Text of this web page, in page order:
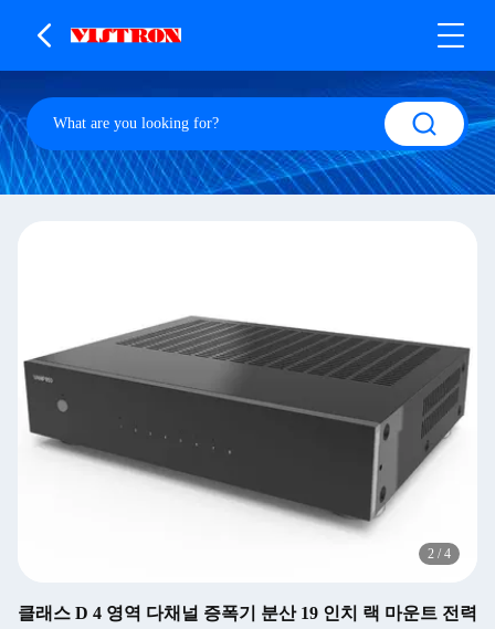
2 / 4
클래스 D 4 영역 다채널 증폭기 분산 19 인치 랙 마운트 전력